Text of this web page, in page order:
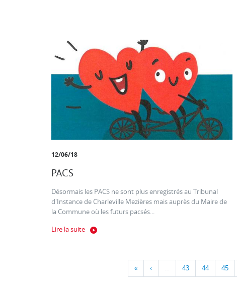
12/06/18
PACS
Désormais les PACS ne sont plus enregistrés au Tribunal
d'Instance de Charleville Mezières mais auprès du Maire de
la Commune où les futurs pacsés...
Lire la suite
« ‹ … 43 44 45